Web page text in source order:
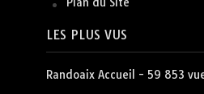
LES PLUS VUS
Randoaix Accueil - 59 853